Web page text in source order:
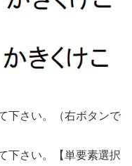
下さい。（右ボタンで
下さい。【単要素選択